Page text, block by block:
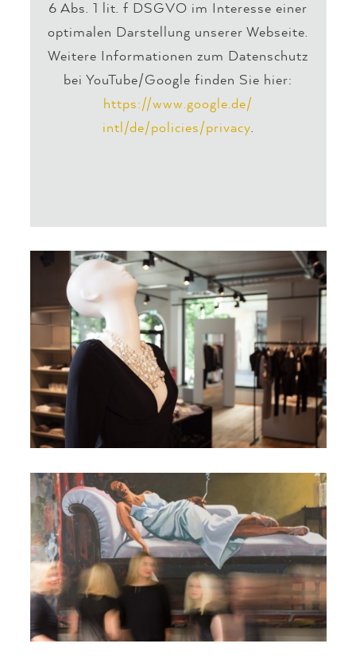
6 Abs. 1 lit. f DSGVO im Interesse einer
optimalen Darstellung unserer Webseite.
Weitere Informationen zum Datenschutz
bei YouTube/Google finden Sie hier:
https://www.google.de/
intl/de/policies/privacy